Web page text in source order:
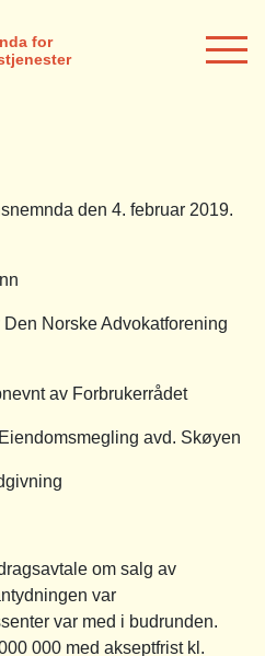
for
den 4. februar 2019.
Norske Advokatforening
av Forbrukerrådet
avd. Skøyen
om salg av
var
var med i budrunden.
000 med akseptfrist kl.